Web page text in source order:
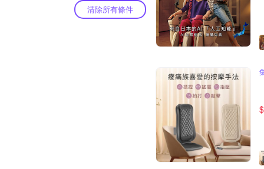
清除所有條件
$